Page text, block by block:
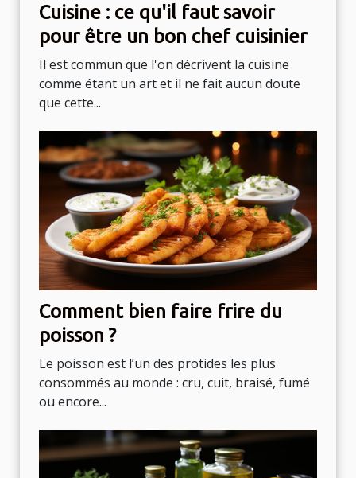
Cuisine : ce qu'il faut savoir
pour être un bon chef cuisinier
Il est commun que l'on décrivent la cuisine
comme étant un art et il ne fait aucun doute
que cette...
Comment bien faire frire du
poisson ?
Le poisson est l’un des protides les plus
consommés au monde : cru, cuit, braisé, fumé
ou encore...